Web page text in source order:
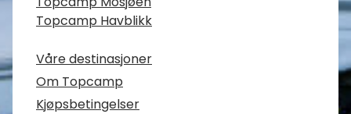
Topcamp Havblikk
Våre destinasjoner
Om Topcamp
Kjøpsbetingelser